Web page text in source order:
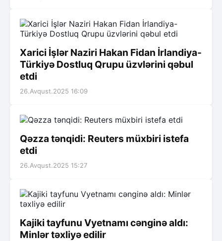
Xarici İşlər Naziri Hakan Fidan İrlandiya-
Türkiyə Dostluq Qrupu üzvlərini qəbul
etdi
26.Avqust.2025 16:09
Qəzza tənqidi: Reuters müxbiri istefa
etdi
26.Avqust.2025 15:27
Kajiki tayfunu Vyetnamı cənginə aldı:
Minlər təxliyə edilir